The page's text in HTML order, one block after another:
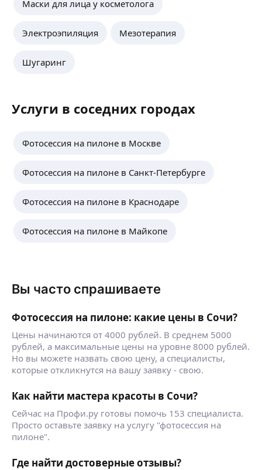
Маски для лица у косметолога
Электроэпиляция Мезотерапия
Шугаринг
Услуги в соседних городах
Фотосессия на пилоне в Москве
Фотосессия на пилоне в Санкт-Петербурге
Фотосессия на пилоне в Краснодаре
Фотосессия на пилоне в Майкопе
Вы часто спрашиваете
Фотосессия на пилоне: какие цены в Сочи?
Цены начинаются от 4000 рублей. В среднем 5000
рублей, а максимальные цены на уровне 8000 рублей.
Но вы можете назвать свою цену, а специалисты,
которые откликнутся на вашу заявку - свою.
Как найти мастера красоты в Сочи?
Сейчас на Профи.ру готовы помочь 153 специалиста.
Просто оставьте заявку на услугу "фотосессия на
пилоне".
Где найти достоверные отзывы?